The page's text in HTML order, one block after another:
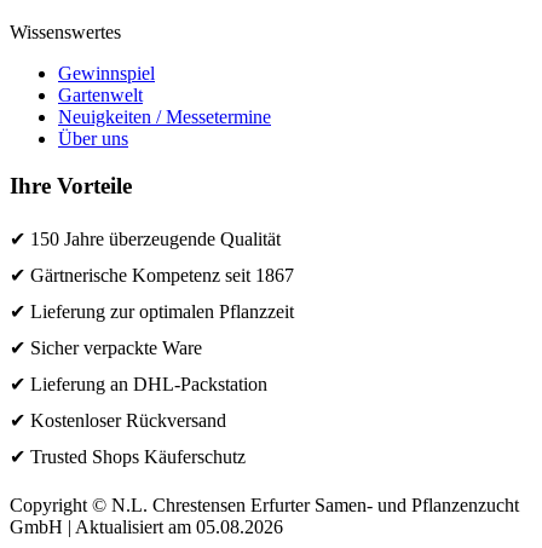
Wissenswertes
Gewinnspiel
Gartenwelt
Neuigkeiten / Messetermine
Über uns
Ihre Vorteile
✔ 150 Jahre überzeugende Qualität
✔ Gärtnerische Kompetenz seit 1867
✔ Lieferung zur optimalen Pflanzzeit
✔ Sicher verpackte Ware
✔ Lieferung an DHL-Packstation
✔ Kostenloser Rückversand
✔ Trusted Shops Käuferschutz
Copyright © N.L. Chrestensen Erfurter Samen- und Pflanzenzucht
GmbH | Aktualisiert am 05.08.2026